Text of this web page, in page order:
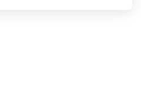
a traves de los
Correo electronico